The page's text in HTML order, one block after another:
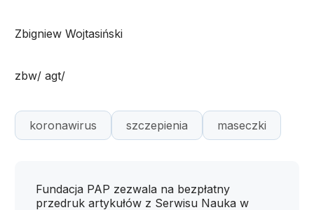
Zbigniew Wojtasiński
zbw/ agt/
koronawirus szczepienia maseczki
Fundacja PAP zezwala na bezpłatny
przedruk artykułów z Serwisu Nauka w